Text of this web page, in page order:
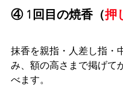
④ 1回目の焼香（押
抹香を親指・人差し指・
み、額の高さまで掲げて
べます。